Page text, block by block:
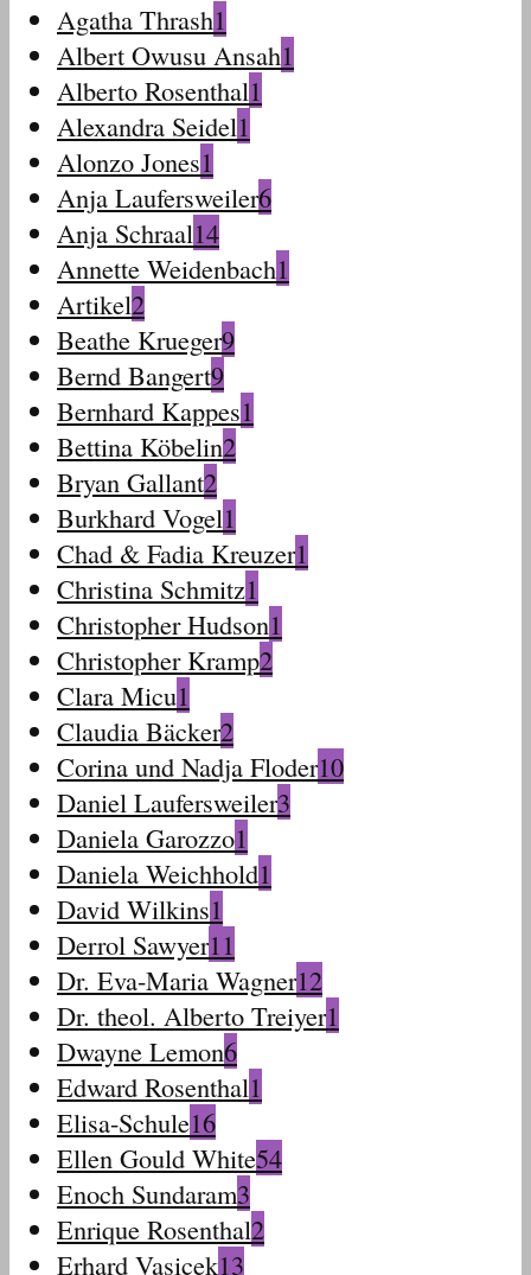
Agatha Thrash1
Albert Owusu Ansah1
Alberto Rosenthal1
Alexandra Seidel1
Alonzo Jones1
Anja Laufersweiler6
Anja Schraal14
Annette Weidenbach1
Artikel2
Beathe Krueger9
Bernd Bangert9
Bernhard Kappes1
Bettina Köbelin2
Bryan Gallant2
Burkhard Vogel1
Chad & Fadia Kreuzer1
Christina Schmitz1
Christopher Hudson1
Christopher Kramp2
Clara Micu1
Claudia Bäcker2
Corina und Nadja Floder10
Daniel Laufersweiler3
Daniela Garozzo1
Daniela Weichhold1
David Wilkins1
Derrol Sawyer11
Dr. Eva-Maria Wagner12
Dr. theol. Alberto Treiyer1
Dwayne Lemon6
Edward Rosenthal1
Elisa-Schule16
Ellen Gould White54
Enoch Sundaram3
Enrique Rosenthal2
Erhard Vasicek13